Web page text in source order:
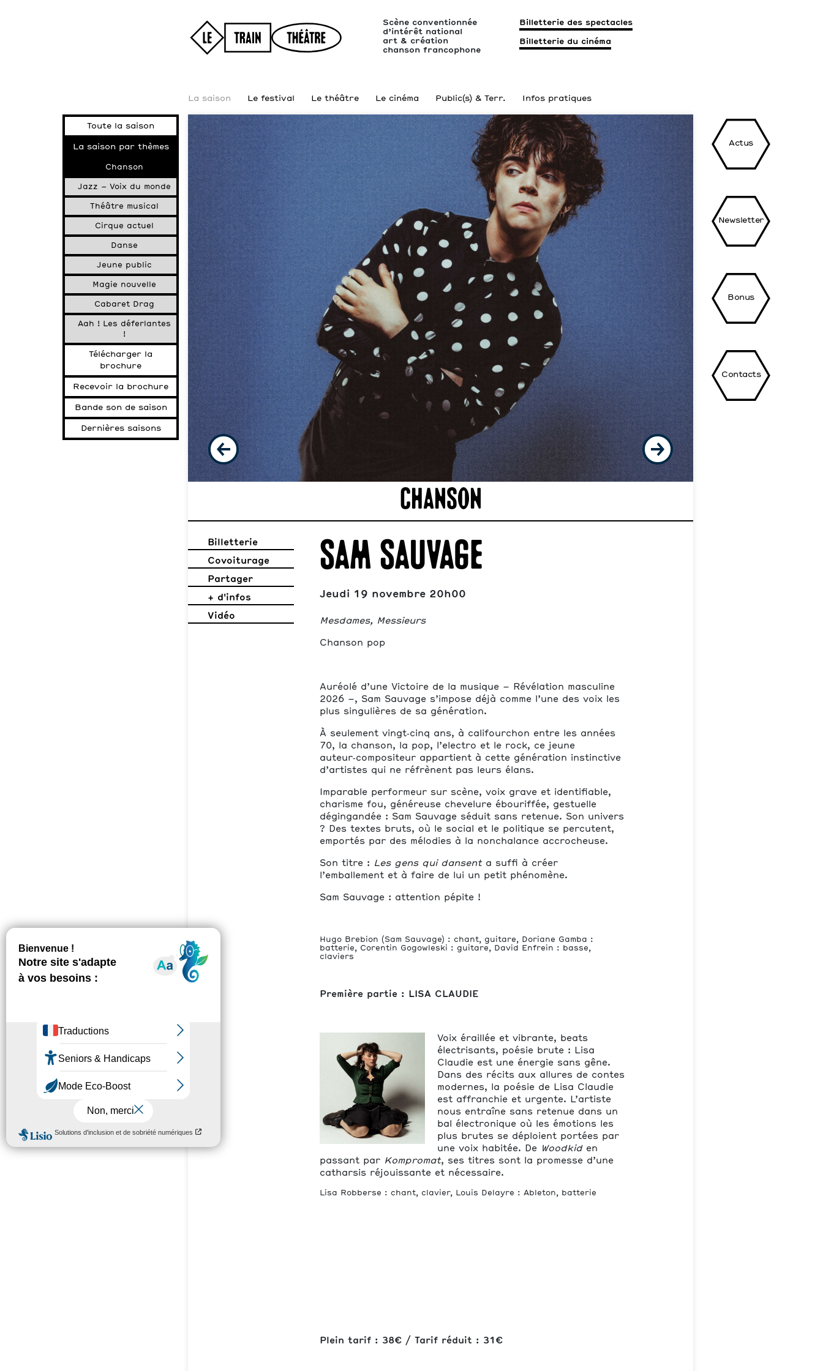
Scène conventionnée
d’intérêt national
art & création
chanson francophone
Billetterie des spectacles
Billetterie du cinéma
La saison Le festival Le théâtre Le cinéma Public(s) & Terr. Infos pratiques
Toute la saison
La saison par thèmes
Chanson
Jazz – Voix du monde
Théâtre musical
Cirque actuel
Danse
Jeune public
Magie nouvelle
Cabaret Drag
Aah ! Les déferlantes
!
Télécharger la
brochure
Recevoir la brochure
Bande son de saison
Dernières saisons
Chanson
Billetterie
Covoiturage
Partager
+ d'infos
Vidéo
Sam Sauvage
Jeudi 19 novembre 20h00
Mesdames, Messieurs
Chanson pop
Auréolé d’une Victoire de la musique – Révélation masculine
2026 –, Sam Sauvage s’impose déjà comme l’une des voix les
plus singulières de sa génération.
À seulement vingt‑cinq ans, à califourchon entre les années
70, la chanson, la pop, l’electro et le rock, ce jeune
auteur‑compositeur appartient à cette génération instinctive
d’artistes qui ne réfrènent pas leurs élans.
Imparable performeur sur scène, voix grave et identifiable,
charisme fou, généreuse chevelure ébouriffée, gestuelle
dégingandée : Sam Sauvage séduit sans retenue. Son univers
? Des textes bruts, où le social et le politique se percutent,
emportés par des mélodies à la nonchalance accrocheuse.
Son titre : Les gens qui dansenta suffi à créer
l’emballement et à faire de lui un petit phénomène.
Sam Sauvage : attention pépite !
Hugo Brebion (Sam Sauvage) : chant, guitare, Doriane Gamba :
batterie, Corentin Gogowleski : guitare, David Enfrein : basse,
claviers
Première partie : LISA CLAUDIE
Voix éraillée et vibrante, beats
électrisants, poésie brute : Lisa
Claudie est une énergie sans gêne.
Dans des récits aux allures de contes
modernes, la poésie de Lisa Claudie
est affranchie et urgente. L’artiste
nous entraîne sans retenue dans un
bal électronique où les émotions les
plus brutes se déploient portées par
une voix habitée. De
Woodkiden
passant par Kompromat, ses titres sont la promesse d’une
catharsis réjouissante et nécessaire.
Lisa Robberse : chant, clavier, Louis Delayre : Ableton, batterie
Plein tarif : 38€ / Tarif réduit : 31€
Actus
Newsletter
Bonus
Contacts